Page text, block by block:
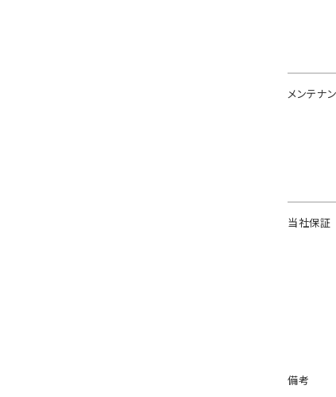
メンテナ
当社保証
備考